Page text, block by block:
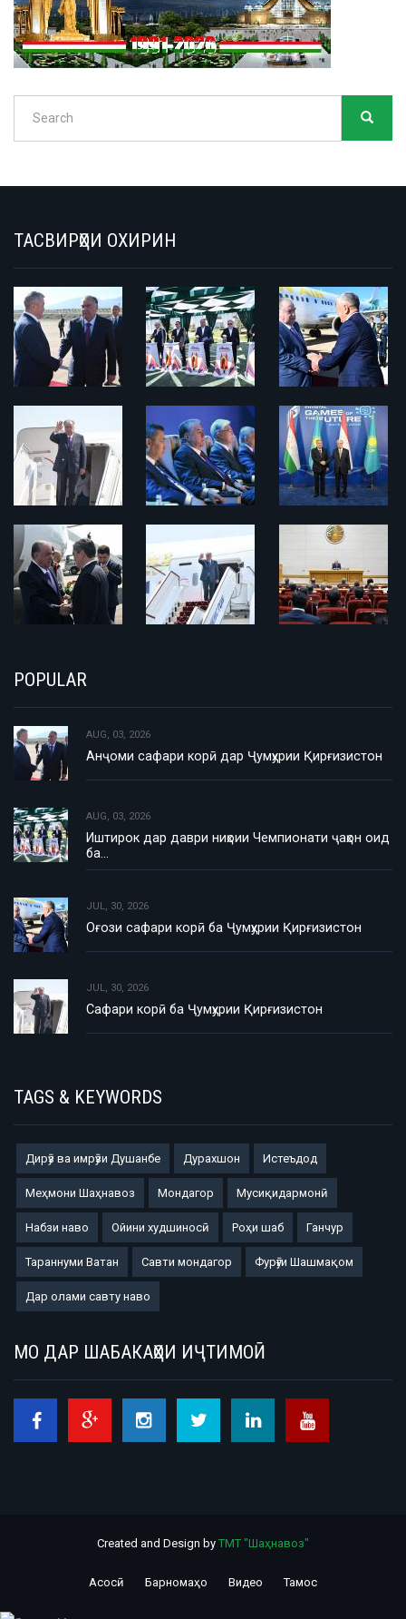
Search
ТАСВИРҲОИ ОХИРИН
POPULAR
AUG, 03, 2026
Анҷоми сафари корӣ дар Ҷумҳурии Қирғизистон
AUG, 03, 2026
Иштирок дар даври ниҳоии Чемпионати ҷаҳон оид
ба…
JUL, 30, 2026
Оғози сафари корӣ ба Ҷумҳурии Қирғизистон
JUL, 30, 2026
Сафари корӣ ба Ҷумҳурии Қирғизистон
TAGS & KEYWORDS
Дирӯз ва имрӯзи Душанбе Дурахшон Истеъдод
Меҳмони Шаҳнавоз Мондагор Мусиқидармонӣ
Набзи наво Ойини худшиносӣ Роҳи шаб Ганчур
Тараннуми Ватан Савти мондагор Фурӯғи Шашмақом
Дар олами савту наво
МО ДАР ШАБАКАҲОИ ИҶТИМОӢ
Created and Design by ТМТ "Шаҳнавоз"
Асосӣ Барномаҳо Видео Тамос